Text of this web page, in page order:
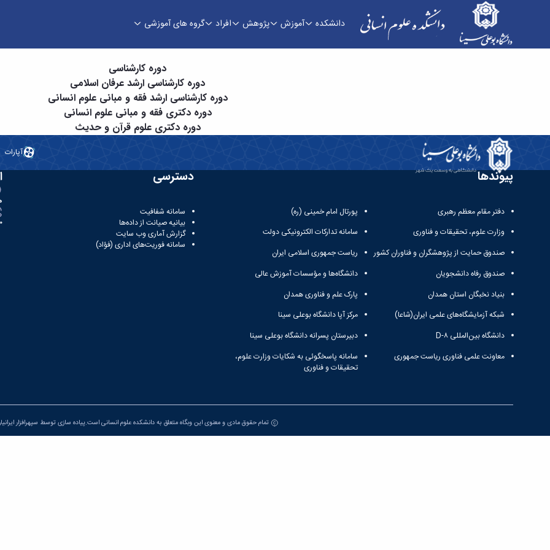
دانشکده آموزش پژوهش افراد گروه های آموزشی
دوره کارشناسی
دوره کارشناسی ارشد عرفان اسلامی
دوره کارشناسی ارشد فقه و مبانی علوم انسانی
دوره دکتری فقه و مبانی علوم انسانی
دوره دکتری علوم قرآن و حدیث
آپارات
پیوندها
دفتر مقام معظم رهبری
وزارت علوم، تحقیقات و فناوری
صندوق حمایت از پژوهشگران و فناوران کشور
صندوق رفاه دانشجویان
بنیاد نخبگان استان همدان
شبکه آزمایشگاه‌های علمی ایران(شاعا)
دانشگاه بین‌المللی D-۸
معاونت علمی فناوری ریاست جمهوری
پورتال امام خمینی (ره)
سامانه تدارکات الکترونیکی دولت
ریاست جمهوری اسلامی ایران
دانشگاه‌ها و مؤسسات آموزش عالی
پارک علم و فناوری همدان
مرکز آپا دانشگاه بوعلی سینا
دبیرستان پسرانه دانشگاه بوعلی سینا
سامانه پاسخگوئی به شکایات وزارت علوم،
تحقیقات و فناوری
دسترسی
سامانه شفافیت
بیانیه صیانت از داده‌ها
گزارش آماری وب‌ سایت
سامانه فوریت‌های اداری (فؤاد)
تمام حقوق مادی و معنوی این وبگاه متعلق به دانشکده علوم انسانی است.پیاده سازی توسط سپهرافزار